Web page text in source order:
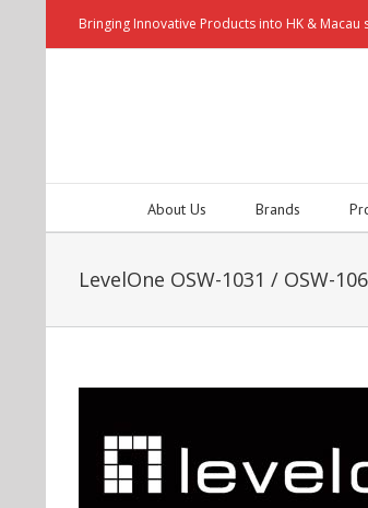
Bringing Innovative Products into HK & Macau
About Us Brands
LevelOne OSW-1031 / OSW-